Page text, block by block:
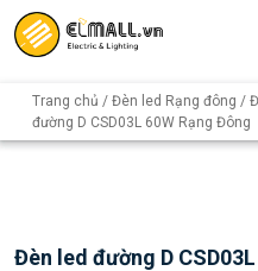
Trang chủ / Đèn led Rạng đông /
đường D CSD03L 60W Rạng Đông
Đèn led đường D